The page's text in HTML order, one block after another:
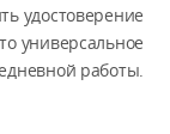
удостоверение
универсальное
работы.